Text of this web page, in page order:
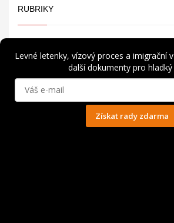
RUBRIKY
Členská sekce
David Kika
Letenky do Kanady
Levné letenky, vízový proces a imigrační
další dokumenty pro
Získat rady zdarma